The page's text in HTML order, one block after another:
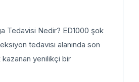
Dalga Tedavisi Nedir? ED1000 şok
ereksiyon tedavisi alanında son
kazanan yenilikçi bir